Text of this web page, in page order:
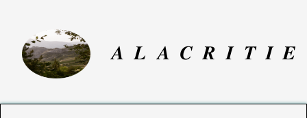
A L A C R I T I E